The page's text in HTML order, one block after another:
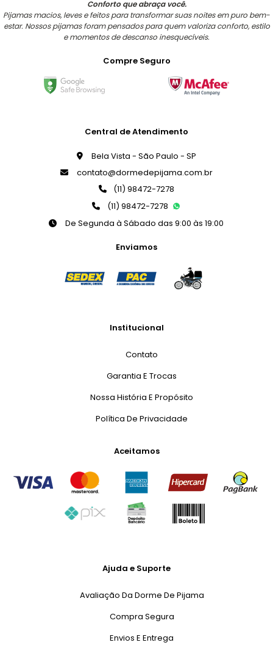
Conforto que abraça você.
Pijamas macios, leves e feitos para transformar suas noites em puro bem-
estar. Nossos pijamas foram pensados para quem valoriza conforto, estilo
e momentos de descanso inesquecíveis.
Compre Seguro
Central de Atendimento
Bela Vista - São Paulo - SP
contato@dormedepijama.com.br
(11) 98472-7278
(11) 98472-7278
De Segunda à Sábado das 9:00 às 19:00
Enviamos
Institucional
Contato
Garantia E Trocas
Nossa História E Propósito
Política De Privacidade
Aceitamos
Ajuda e Suporte
Avaliação Da Dorme De Pijama
Compra Segura
Envios E Entrega